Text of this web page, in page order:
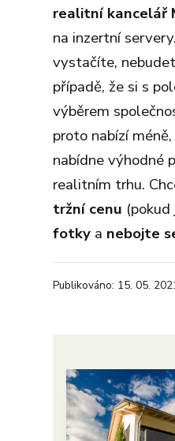
realitní kancelář
na inzertní
vystačíte,
případě, že si s
výběrem
proto nabízí
nabídne výhodné
realitním trhu.
tržní cenu
fotky a nebojte
Publikováno: 15. 05.